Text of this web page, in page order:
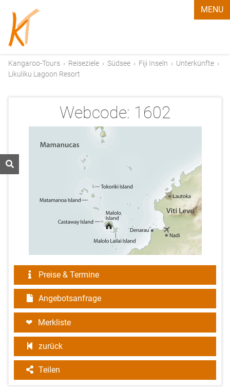
MENU
Kangaroo-Tours › Reiseziele › Südsee › Fiji Inseln › Unterkünfte ›
Likuliku Lagoon Resort
Webcode: 1602
Preise & Termine
Angebotsanfrage
Merkliste
zurück
Teilen